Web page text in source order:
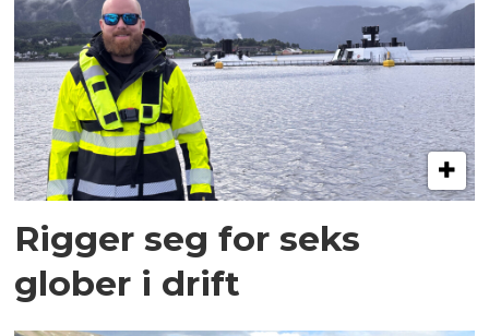
Rigger seg for seks
glober i drift